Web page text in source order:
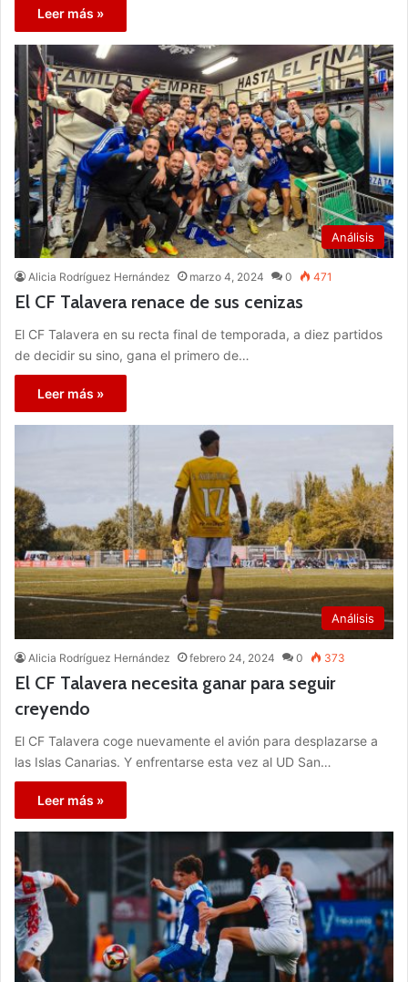
Leer más »
Análisis
Alicia Rodríguez Hernández marzo 4, 2024 0 471
El CF Talavera renace de sus cenizas
El CF Talavera en su recta final de temporada, a diez partidos
de decidir su sino, gana el primero de…
Leer más »
Análisis
Alicia Rodríguez Hernández febrero 24, 2024 0 373
El CF Talavera necesita ganar para seguir
creyendo
El CF Talavera coge nuevamente el avión para desplazarse a
las Islas Canarias. Y enfrentarse esta vez al UD San…
Leer más »